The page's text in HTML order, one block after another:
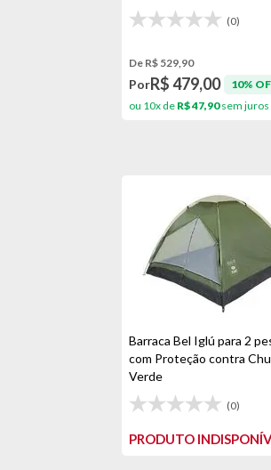
(0)
De R$ 529,90
PorR$ 479,00
10%
ou 10x de R$ 47,90sem juros
Barraca Bel Iglú para 2
com Proteção contra
Verde
(0)
PRODUTO